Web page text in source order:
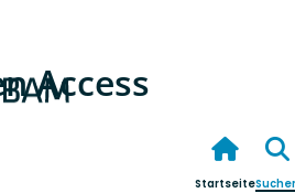
Access
Startseite